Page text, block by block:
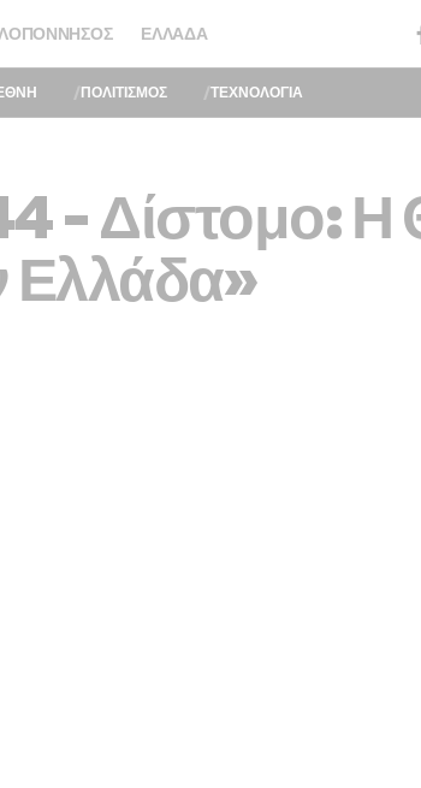
ΕΛΛΆΔΑ
ΠΟΛΙΤΙΣΜΟΣ ΤΕΧΝΟΛΟΓΙΑ
– Δίστομο:
Ελλάδα»